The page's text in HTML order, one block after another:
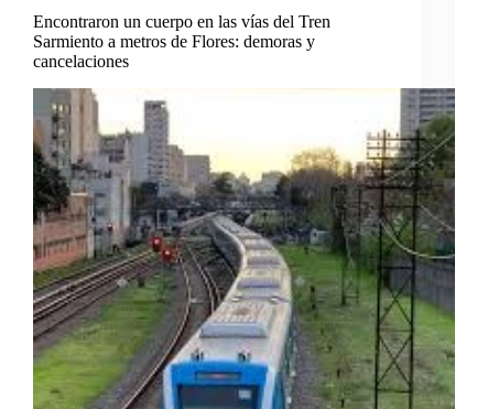
Encontraron un cuerpo en las vías del Tren
Sarmiento a metros de Flores: demoras y
cancelaciones